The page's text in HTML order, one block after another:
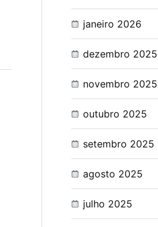
janeiro 2026
dezembro 2025
novembro 2025
outubro 2025
setembro 2025
agosto 2025
julho 2025